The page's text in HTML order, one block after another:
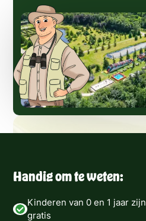
Handig om te weten:
Kinderen van 0 en 1 jaar zijn
gratis